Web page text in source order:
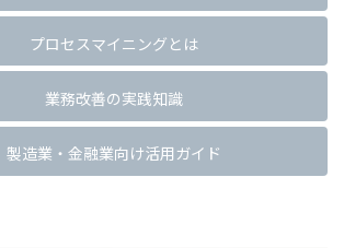
プロセスマイニングとは
業務改善の実践知識
製造業・金融業向け活用ガイド